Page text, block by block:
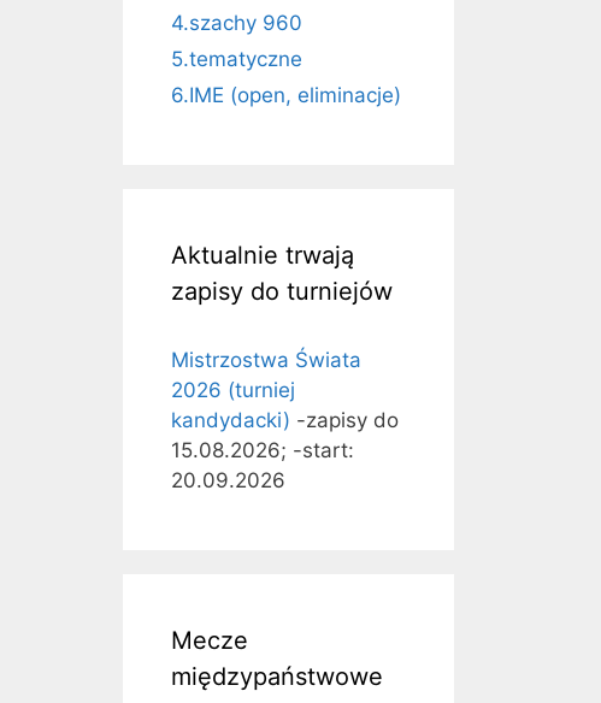
4.szachy 960
5.tematyczne
6.IME (open, eliminacje)
Aktualnie trwają
zapisy do turniejów
Mistrzostwa Świata
2026 (turniej
kandydacki) -zapisy do
15.08.2026; -start:
20.09.2026
Mecze
międzypaństwowe